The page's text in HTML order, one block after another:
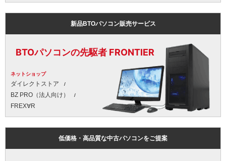
新品BTOパソコン販売サービス
BTOパソコンの先駆者 FRONTIER
ネットショップ
ダイレクトストア
BZ PRO（法人向け）
FREX∀R
低価格・高品質な中古パソコンをご提案